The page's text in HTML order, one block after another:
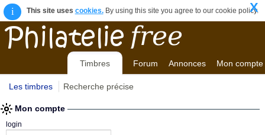
i This site uses cookies.By using this site you agree to our cookie policy.
X
Timbres Forum Annonces Mon compte
Les timbres Recherche précise
Mon compte
login